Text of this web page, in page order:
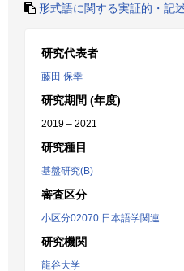
形式語に関する実証的・記
研究代表者
藤田 保幸
研究期間 (年度)
2019 – 2021
研究種目
基盤研究(B)
審査区分
小区分02070:日本語学関連
研究機関
龍谷大学